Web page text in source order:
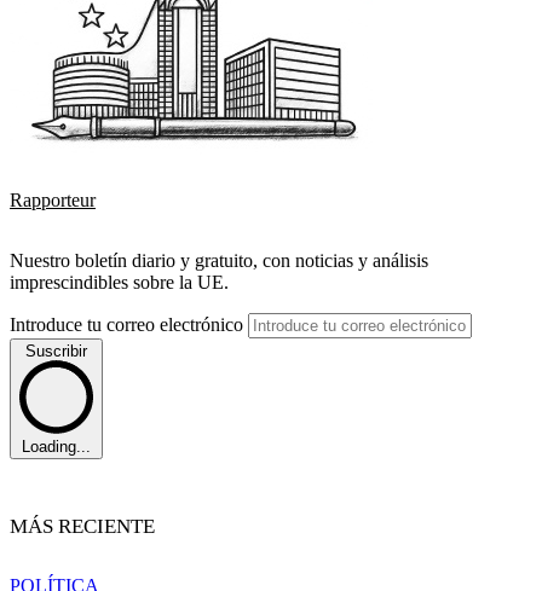
Rapporteur
Nuestro boletín diario y gratuito, con noticias y análisis
imprescindibles sobre la UE.
Introduce tu correo electrónico
Suscribir
Loading...
MÁS RECIENTE
POLÍTICA